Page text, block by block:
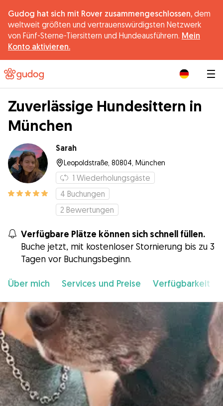
Gudog hat sich mit Rover zusammengeschlossen, dem
weltweit größten und vertrauenswürdigsten Netzwerk
von Fünf-Sterne-Tiersittern und Hundeausführern. Mein
Konto aktivieren.
Zuverlässige Hundesittern in
München
Sarah
Leopoldstraße, 80804, München
1 Wiederholungsgäste
4 Buchungen
2 Bewertungen
Verfügbare Plätze können sich schnell füllen.
Buche jetzt, mit kostenloser Stornierung bis zu 3
Tagen vor Buchungsbeginn.
Über mich Services und Preise Verfügbarkeit